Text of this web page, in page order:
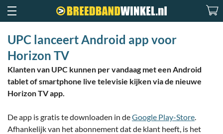
UPC lanceert Android app voor
Horizon TV
Klanten van UPC kunnen per vandaag met een Android
tablet of smartphone live televisie kijken via de nieuwe
Horizon TV app.
De app is gratis te downloaden in deGoogle Play-Store.
Afhankelijk van het abonnement dat de klant heeft, is het